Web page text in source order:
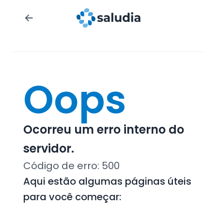
Oops
Ocorreu um erro interno do
servidor.
Código de erro: 500
Aqui estão algumas páginas úteis
para você começar: